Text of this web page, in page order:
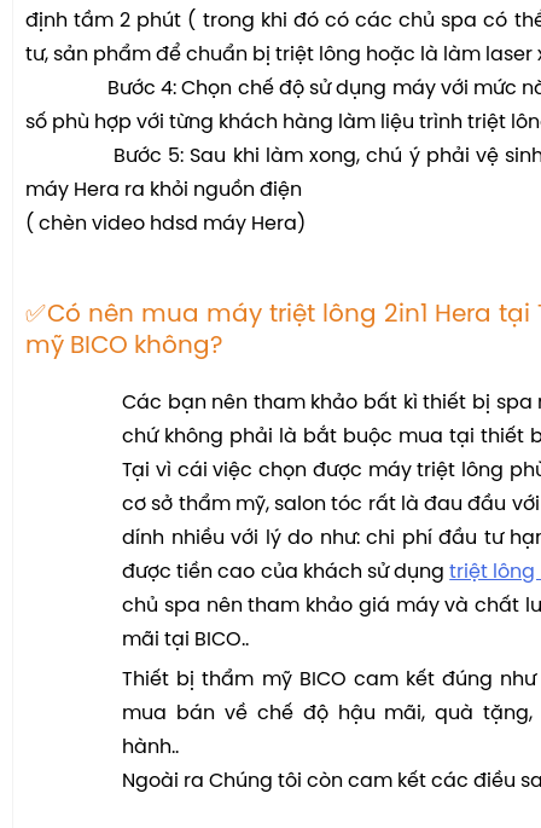
định tầm 2 phút ( trong khi đó có các chủ spa có
tư, sản phẩm để chuẩn bị triệt lông hoặc là làm laser
Bước 4: Chọn chế độ sử dụng máy với mức
số phù hợp với từng khách hàng làm liệu trình triệt
Bước 5: Sau khi làm xong, chú ý phải vệ sinh
máy Hera ra khỏi nguồn điện
( chèn video hdsd máy Hera)
✅Có nên mua máy triệt lông 2in1 Hera
mỹ BICO không?
Các bạn nên tham khảo bất kì thiết bị spa
chứ không phải là bắt buộc mua tại thiết
Tại vì cái việc chọn được máy triệt lông
cơ sở thẩm mỹ, salon tóc rất là đau đầu
dính nhiều với lý do như: chi phí đầu tư
được tiền cao của khách sử dụngtriệt lông
chủ spa nên tham khảo giá máy và chất
mãi tại BICO..
Thiết bị thẩm mỹ BICO cam kết đúng
mua bán về chế độ hậu mãi, quà
hành..
Ngoài ra Chúng tôi còn cam kết các điều